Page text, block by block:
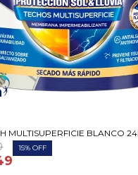
MULTISUPERFICIE BLANCO
15